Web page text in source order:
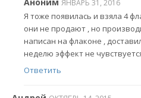
ЯНВАРЬ 31, 2016
Я тоже появилась и взяла 4
они не продают , но
написан на флаконе ,
неделю эффект не
Ответить